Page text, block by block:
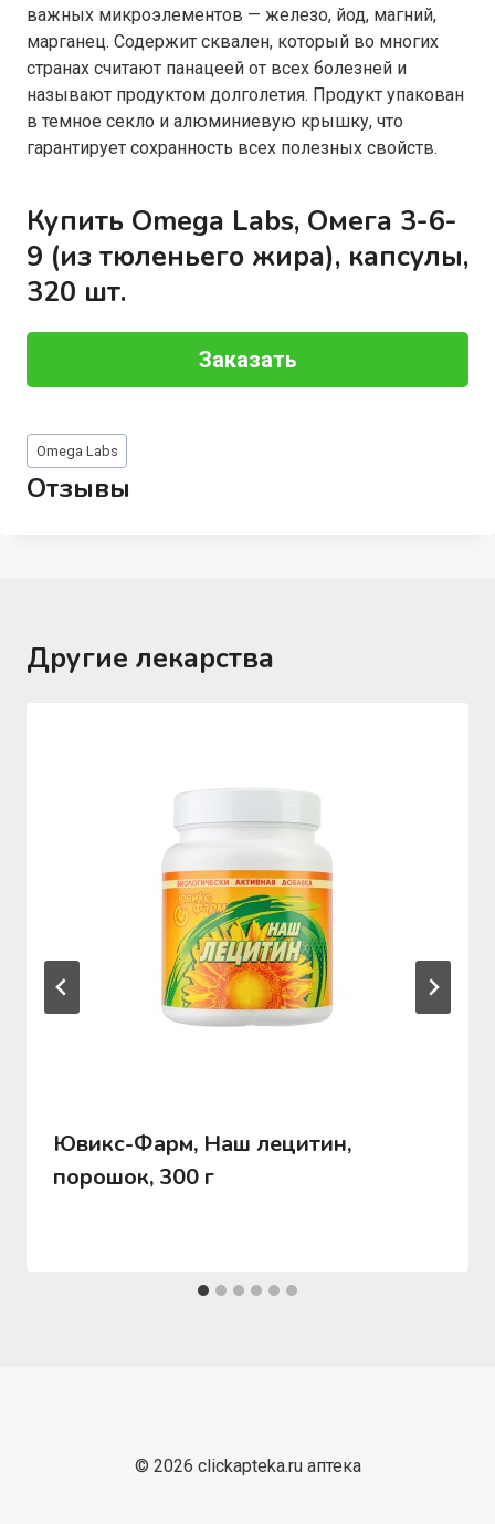
важных микроэлементов — железо, йод, магний,
марганец. Содержит сквален, который во многих
странах считают панацеей от всех болезней и
называют продуктом долголетия. Продукт упакован
в темное секло и алюминиевую крышку, что
гарантирует сохранность всех полезных свойств.
Купить Omega Labs, Омега 3-6-
9 (из тюленьего жира), капсулы,
320 шт.
Заказать
Метки
записи:
Omega Labs
Отзывы
Другие лекарства
Ювикс-Фарм, Наш лецитин,
порошок, 300 г
© 2026 clickapteka.ru аптека